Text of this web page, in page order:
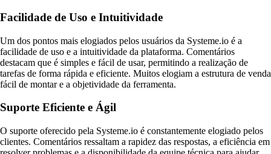
Facilidade de Uso e Intuitividade
Um dos pontos mais elogiados pelos usuários da Systeme.io é a
facilidade de uso e a intuitividade da plataforma. Comentários
destacam que é simples e fácil de usar, permitindo a realização de
tarefas de forma rápida e eficiente. Muitos elogiam a estrutura de venda
fácil de montar e a objetividade da ferramenta.
Suporte Eficiente e Ágil
O suporte oferecido pela Systeme.io é constantemente elogiado pelos
clientes. Comentários ressaltam a rapidez das respostas, a eficiência em